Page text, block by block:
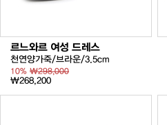
르느와르 여성 드레스
천연양가죽/브라운/3.5cm
10% ₩298,000
₩268,200